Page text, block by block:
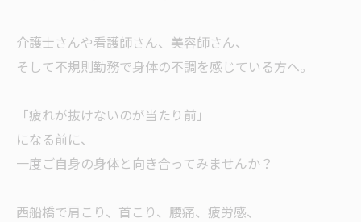
介護士さんや看護師さん、美容師さん、
そして不規則勤務で身体の不調を感じている方へ。
「疲れが抜けないのが当たり前」
になる前に、
一度ご自身の身体と向き合ってみませんか？
西船橋で肩こり、首こり、腰痛、疲労感、